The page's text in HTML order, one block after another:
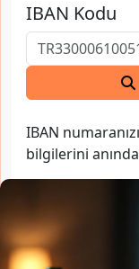
IBAN Kodu
IBAN
bilgilerini